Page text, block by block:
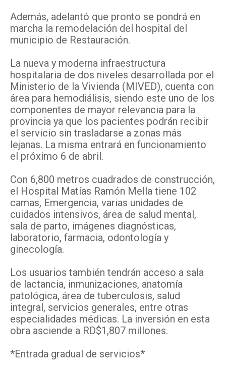
Además, adelantó que pronto se pondrá en
marcha la remodelación del hospital del
municipio de Restauración.
La nueva y moderna infraestructura
hospitalaria de dos niveles desarrollada por el
Ministerio de la Vivienda (MIVED), cuenta con
área para hemodiálisis, siendo este uno de los
componentes de mayor relevancia para la
provincia ya que los pacientes podrán recibir
el servicio sin trasladarse a zonas más
lejanas. La misma entrará en funcionamiento
el próximo 6 de abril.
Con 6,800 metros cuadrados de construcción,
el Hospital Matías Ramón Mella tiene 102
camas, Emergencia, varias unidades de
cuidados intensivos, área de salud mental,
sala de parto, imágenes diagnósticas,
laboratorio, farmacia, odontología y
ginecología.
Los usuarios también tendrán acceso a sala
de lactancia, inmunizaciones, anatomía
patológica, área de tuberculosis, salud
integral, servicios generales, entre otras
especialidades médicas. La inversión en esta
obra asciende a RD$1,807 millones.
*Entrada gradual de servicios*